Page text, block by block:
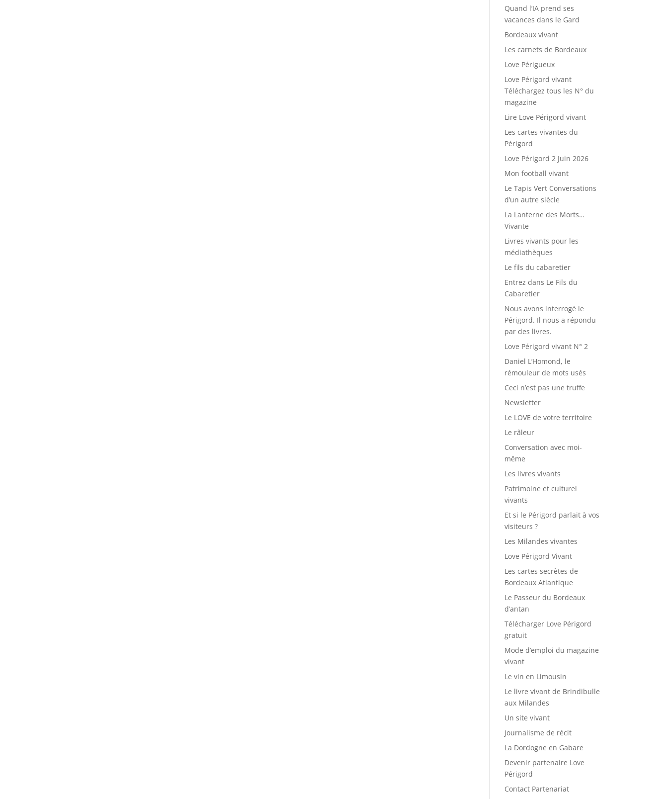
Quand l’IA prend ses
vacances dans le Gard
Bordeaux vivant
Les carnets de Bordeaux
Love Périgueux
Love Périgord vivant
Téléchargez tous les N° du
magazine
Lire Love Périgord vivant
Les cartes vivantes du
Périgord
Love Périgord 2 Juin 2026
Mon football vivant
Le Tapis Vert Conversations
d’un autre siècle
La Lanterne des Morts…
Vivante
Livres vivants pour les
médiathèques
Le fils du cabaretier
Entrez dans Le Fils du
Cabaretier
Nous avons interrogé le
Périgord. Il nous a répondu
par des livres.
Love Périgord vivant N° 2
Daniel L’Homond, le
rémouleur de mots usés
Ceci n’est pas une truffe
Newsletter
Le LOVE de votre territoire
Le râleur
Conversation avec moi-
même
Les livres vivants
Patrimoine et culturel
vivants
Et si le Périgord parlait à vos
visiteurs ?
Les Milandes vivantes
Love Périgord Vivant
Les cartes secrètes de
Bordeaux Atlantique
Le Passeur du Bordeaux
d’antan
Télécharger Love Périgord
gratuit
Mode d’emploi du magazine
vivant
Le vin en Limousin
Le livre vivant de Brindibulle
aux Milandes
Un site vivant
Journalisme de récit
La Dordogne en Gabare
Devenir partenaire Love
Périgord
Contact Partenariat